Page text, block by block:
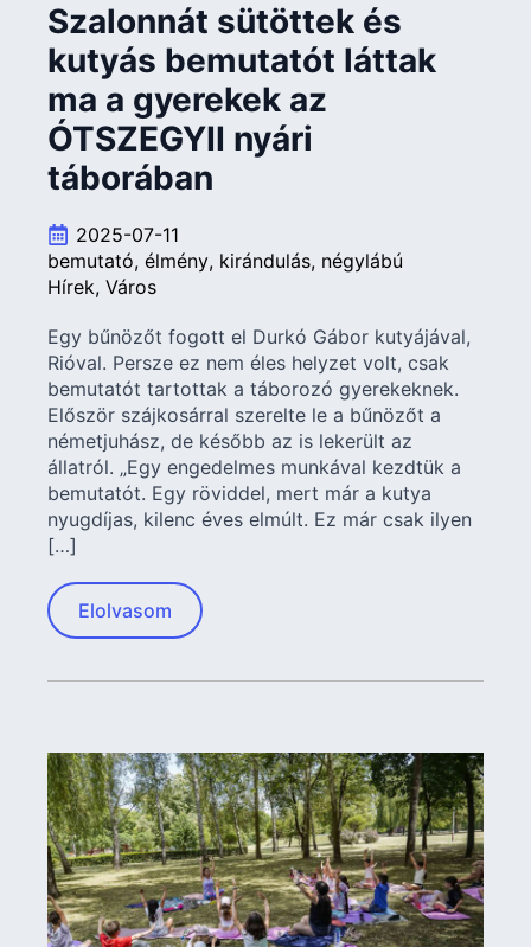
Szalonnát sütöttek és
kutyás bemutatót láttak
ma a gyerekek az
ÓTSZEGYII nyári
táborában
2025-07-11
bemutató élmény kirándulás négylábú
Hírek Város
Egy bűnözőt fogott el Durkó Gábor kutyájával,
Rióval. Persze ez nem éles helyzet volt, csak
bemutatót tartottak a táborozó gyerekeknek.
Először szájkosárral szerelte le a bűnözőt a
németjuhász, de később az is lekerült az
állatról. „Egy engedelmes munkával kezdtük a
bemutatót. Egy röviddel, mert már a kutya
nyugdíjas, kilenc éves elmúlt. Ez már csak ilyen
[…]
Elolvasom